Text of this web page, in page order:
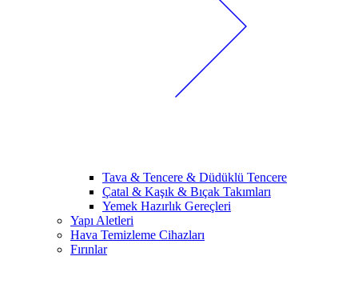
Tava & Tencere & Düdüklü Tencere
Çatal & Kaşık & Bıçak Takımları
Yemek Hazırlık Gereçleri
Yapı Aletleri
Hava Temizleme Cihazları
Fırınlar